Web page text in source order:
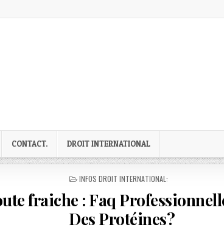
CONTACT. DROIT INTERNATIONAL
POSTED
INFOS DROIT INTERNATIONAL:
fraiche : Faq
Des Protéines?